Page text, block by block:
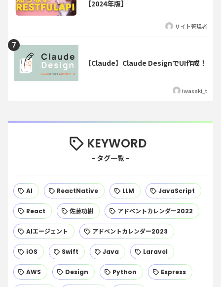
【2024年版】
サイト管理者
【Claude】Claude DesignでUI作成！
iwasaki_t
KEYWORD
AI ReactNative LLM JavaScript
React 佐藤功樹 アドベントカレンダー2022
AIエージェント アドベントカレンダー2023
iOS Swift Java Laravel
AWS Design Python Express